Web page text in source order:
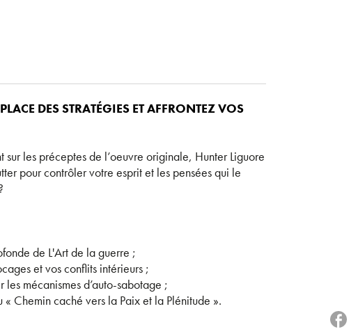
DES STRATÉGIES ET AFFRONTEZ VOS
les préceptes de l’oeuvre originale, Hunter Liguore
pour contrôler votre esprit et les pensées qui le
de L'Art de la guerre ;
et vos conflits intérieurs ;
mécanismes d’auto-sabotage ;
Chemin caché vers la Paix et la Plénitude ».